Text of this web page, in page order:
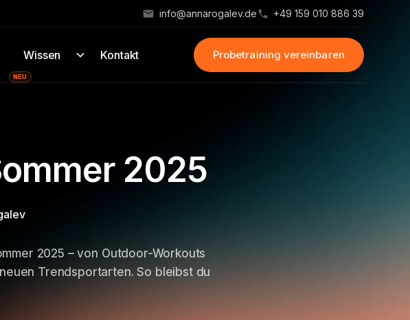
info@annarogalev.de +49 159 010 886 39
Wissen
NEU
Kontakt Probetraining vereinbaren
2025
2025 – von Outdoor-Workouts
Trendsportarten. So bleibst du